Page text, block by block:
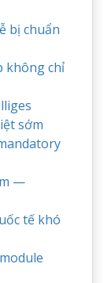
bị chuẩn
không chỉ
sớm
—
tế khó